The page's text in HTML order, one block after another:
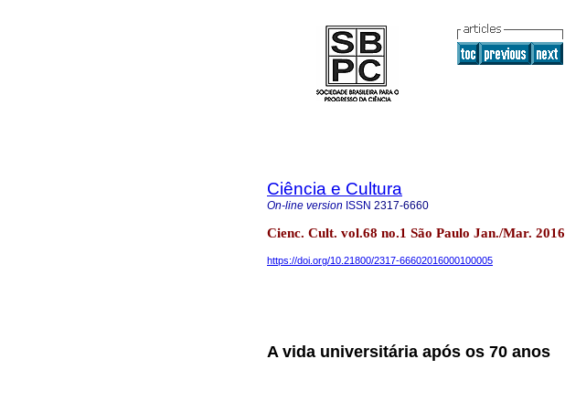
Ciência e Cultura
On-line version ISSN 2317-6660
Cienc. Cult. vol.68 no.1 São Paulo Jan./Mar. 2016
https://doi.org/10.21800/2317-66602016000100005
A vida universitária após os 70 anos